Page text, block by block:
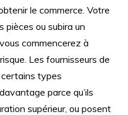
le commerce. Votre
pièces ou subira un
commencerez à
Les fournisseurs de
types
parce qu’ils
supérieur, ou posent